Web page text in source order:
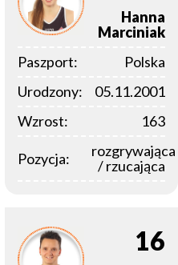
Hanna
Marciniak
Paszport:
Polska
Urodzony:
05.11.2001
Wzrost:
163
Pozycja:
rozgrywająca
/ rzucająca
16